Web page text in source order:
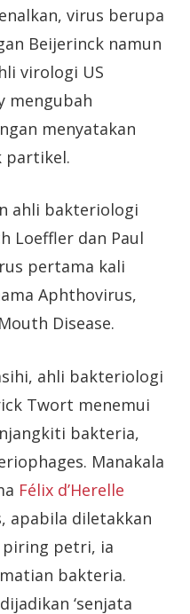
virus berupa
Beijerinck namun
virologi US
mengubah
menyatakan
partikel.
ahli bakteriologi
Loeffler dan Paul
pertama kali
Aphthovirus,
Disease.
ahli bakteriologi
Twort menemui
bakteria,
Manakala
Félix d’Herelle
apabila diletakkan
piring petri, ia
bakteria.
‘senjata